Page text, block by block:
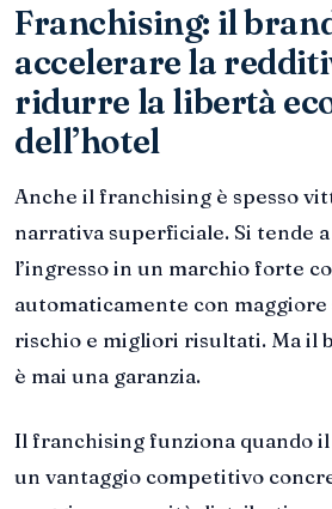
Franchising: il
accelerare la
ridurre la libertà
dell’hotel
Anche il franchising è spesso
narrativa superficiale. Si tende
l’ingresso in un marchio forte
automaticamente con
rischio e migliori risultati. Ma il
è mai una garanzia.
Il franchising funziona quando
un vantaggio competitivo